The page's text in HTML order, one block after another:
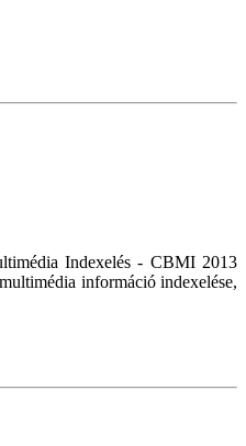
Indexelés - CBMI 2013
információ indexelése,